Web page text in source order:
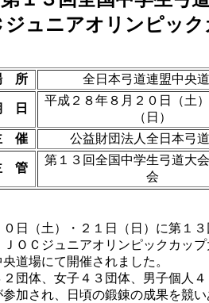
ジュニアオリンピッ
所 全日本弓道連盟中央
日
平成２８年８月２０日（土
（日）
催
公益財団法人全日本弓
管
第１３回全国中学生弓道大
会
日（土）・２１日（日）に第１３
ＯＣジュニアオリンピックカップ
道場にて開催されました。
団体、女子４３団体、男子個人４
参加され、日頃の鍛錬の成果を競い